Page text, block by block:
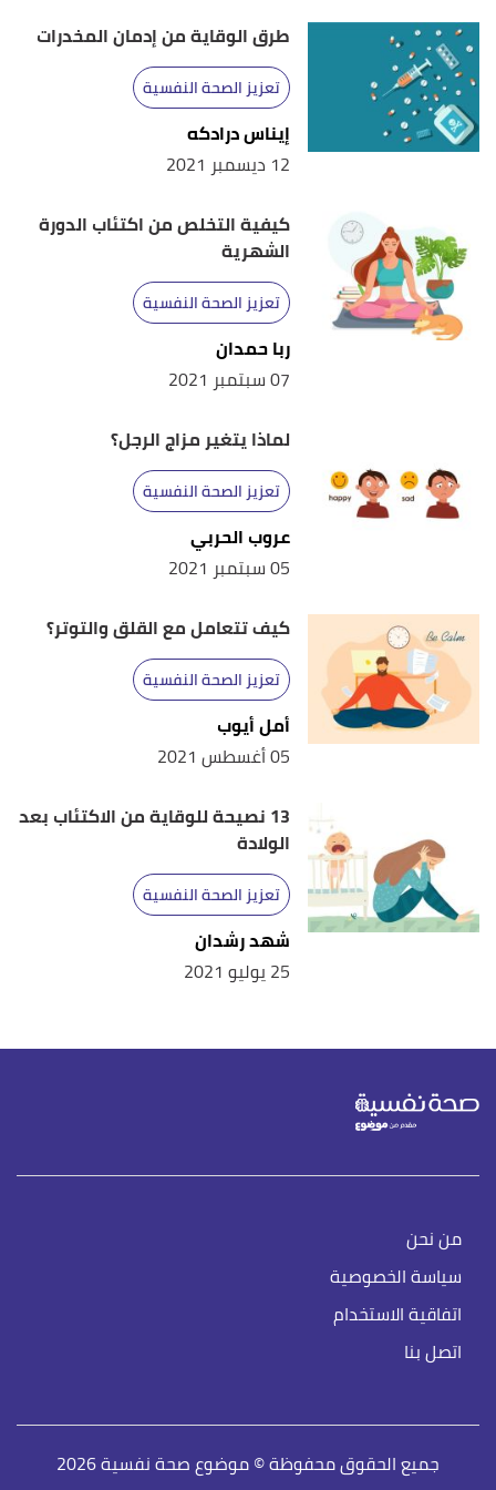
↑
"How to Improve Mental Health"
,medlineplus,
23/6/2021, Retrieved 23/7/2021. Edited.
^أب Melinda Smith, Robert Segal, Lawrence
Robinson (1/7/2021),"Building Better Mental
helpguide, Retrieved 23/7/2021. Edited.
cdc.gov
26/1/2018, Retrieved 23/7/2021. Edited.
طرق الوقاية من إدمان المخدرات
تعزيز الصحة النفسية
إيناس درادكه
12 ديسمبر 2021
كيفية التخلص من اكتئاب الدورة
الشهرية
تعزيز الصحة النفسية
ربا حمدان
07 سبتمبر 2021
لماذا يتغير مزاج الرجل؟
تعزيز الصحة النفسية
عروب الحربي
05 سبتمبر 2021
كيف تتعامل مع القلق والتوتر؟
تعزيز الصحة النفسية
أمل أيوب
05 أغسطس 2021
13 نصيحة للوقاية من الاكتئاب بعد
الولادة
تعزيز الصحة النفسية
شهد رشدان
25 يوليو 2021
من نحن
سياسة الخصوصية
اتفاقية الاستخدام
اتصل بنا
جميع الحقوق محفوظة © موضوع صحة نفسية 2026